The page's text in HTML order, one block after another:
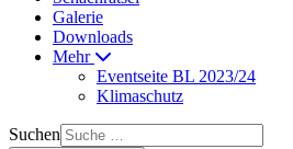
Galerie
Downloads
Mehr
Eventseite BL 2023/24
Klimaschutz
Suchen